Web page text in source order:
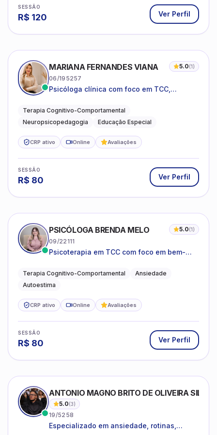
SESSÃO
R$ 120 Ver Perfil
MARIANA FERNANDES VIANA 5.0(1)
06/195257
Psicóloga clínica com foco em TCC,
do neurodesenvolvimento.
Terapia Cognitivo-Comportamental
Neuropsicopedagogia
Educação Especial
CRP ativo Online Avaliações
SESSÃO
R$ 80 Ver Perfil
PSICÓLOGA BRENDA MELO 5.0(1)
09/22111
Psicoterapia em TCC com foco em bem-
o cotidiano
Terapia Cognitivo-Comportamental
Ansiedade
Autoestima
CRP ativo Online Avaliações
SESSÃO
R$ 80 Ver Perfil
ANTONIO MAGNO BRITO DE OLIVEIRA SILVA
5.0(3)
19/5258
Especializado em ansiedade, rotinas,